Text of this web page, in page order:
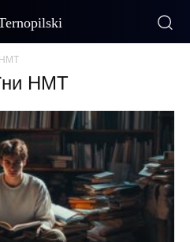
НМТ
НМТ